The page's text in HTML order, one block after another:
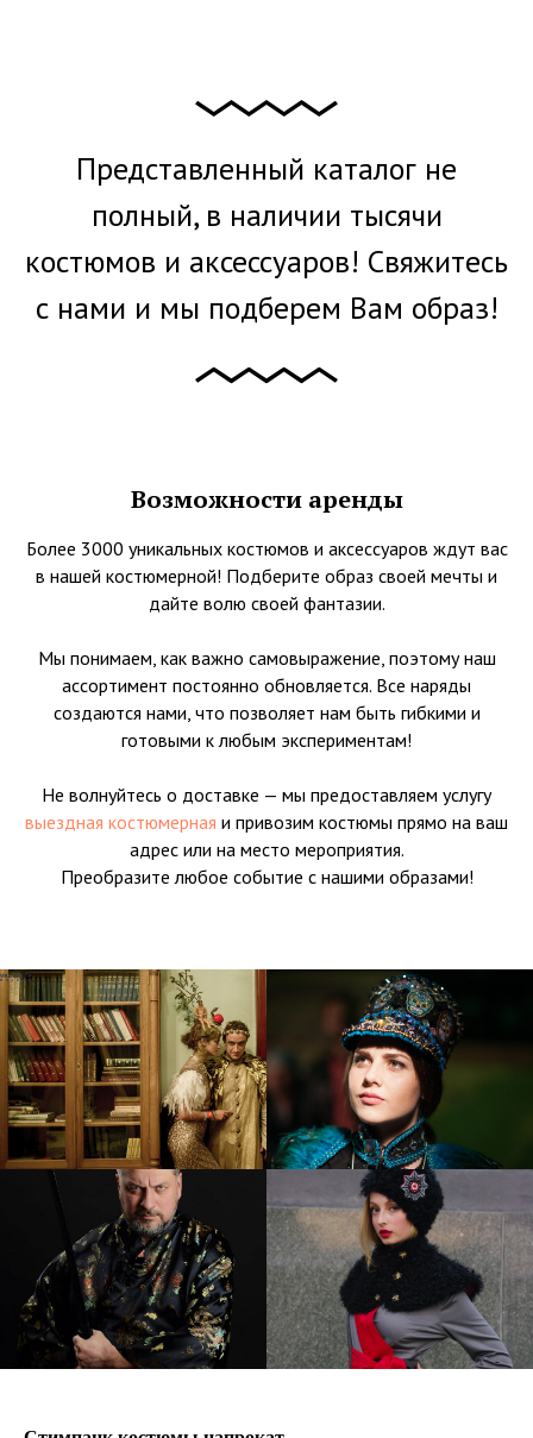
Представленный каталог не
полный, в наличии тысячи
костюмов и аксессуаров! Свяжитесь
с нами и мы подберем Вам образ!
Возможности аренды
Более 3000 уникальных костюмов и аксессуаров ждут вас
в нашей костюмерной! Подберите образ своей мечты и
дайте волю своей фантазии.
Мы понимаем, как важно самовыражение, поэтому наш
ассортимент постоянно обновляется. Все наряды
создаются нами, что позволяет нам быть гибкими и
готовыми к любым экспериментам!
Не волнуйтесь о доставке — мы предоставляем услугу
выездная костюмерная и привозим костюмы прямо на ваш
адрес или на место мероприятия.
Преобразите любое событие с нашими образами!